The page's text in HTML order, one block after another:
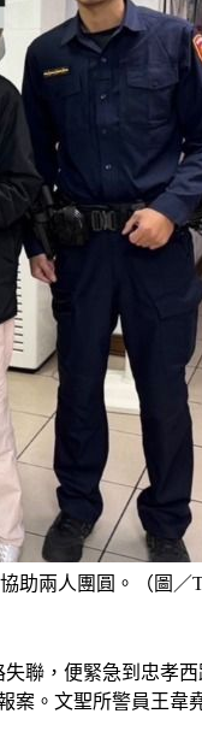
助兩人團圓。（圖／
聯，便緊急到忠孝
。文聖所警員王